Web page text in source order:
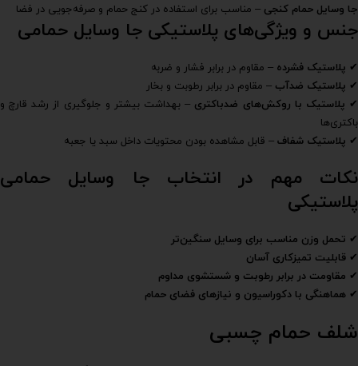
جا وسایل حمام کنجی – مناسب برای استفاده در کنج حمام و صرفه‌جویی در فضا
جنس و ویژگی‌های پلاستیکی جا وسایل حمامی
✔ پلاستیک فشرده – مقاوم در برابر فشار و ضربه
✔ پلاستیک ضدآب – مقاوم در برابر رطوبت و بخار
✔ پلاستیک با روکش‌های ضدباکتری – بهداشت بیشتر و جلوگیری از رشد قارچ و
باکتری‌ها
✔ پلاستیک شفاف – قابل مشاهده بودن محتویات داخل سبد یا جعبه
نکات مهم در انتخاب جا وسایل حمامی
پلاستیکی
✔ تحمل وزن مناسب برای وسایل سنگین‌تر
✔ قابلیت تمیزکاری آسان
✔ مقاومت در برابر رطوبت و شستشوی مداوم
✔ هماهنگی با دکوراسیون و نیازهای فضای حمام
شلف حمام چسبی